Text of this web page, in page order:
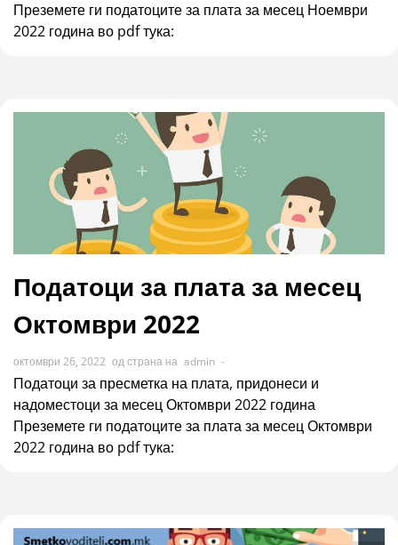
Преземете ги податоците за плата за месец Ноември
2022 година во pdf тука:
Податоци за плата за месец
Октомври 2022
октомври 26, 2022 од страна на admin -
Податоци за пресметка на плата, придонеси и
надоместоци за месец Октомври 2022 година
Преземете ги податоците за плата за месец Октомври
2022 година во pdf тука: